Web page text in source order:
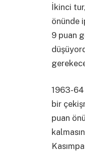
İkinci
önünde
9 puan
1963-64
bir
puan